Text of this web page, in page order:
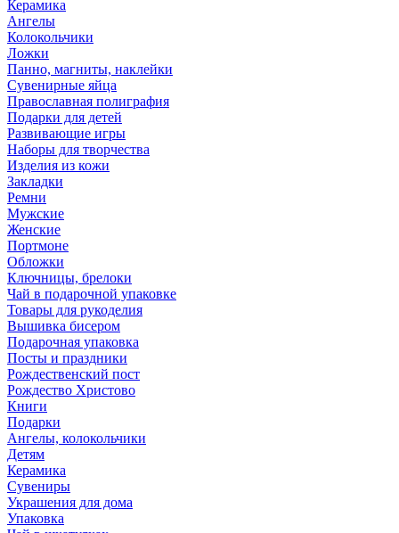
Керамика
Ангелы
Колокольчики
Ложки
Панно, магниты, наклейки
Сувенирные яйца
Православная полиграфия
Подарки для детей
Развивающие игры
Наборы для творчества
Изделия из кожи
Закладки
Ремни
Мужские
Женские
Портмоне
Обложки
Ключницы, брелоки
Чай в подарочной упаковке
Товары для рукоделия
Вышивка бисером
Подарочная упаковка
Посты и праздники
Рождественский пост
Рождество Христово
Книги
Подарки
Ангелы, колокольчики
Детям
Керамика
Сувениры
Украшения для дома
Упаковка